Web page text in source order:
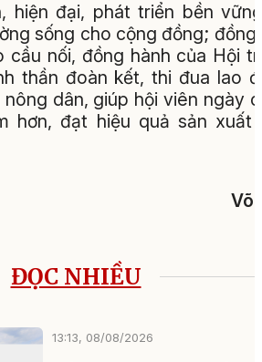
hiện đại, phát triển bền
sống cho cộng đồng; đồng
cầu nối, đồng hành của Hội
thần đoàn kết, thi đua lao
dân, giúp hội viên ngày
hơn, đạt hiệu quả sản xuất
Võ
ĐỌC NHIỀU
13:13, 08/08/2026